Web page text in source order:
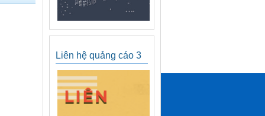
Liên hệ quảng cáo 3